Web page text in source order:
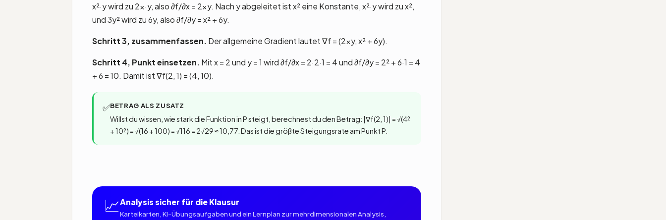
x²·y wird zu 2x·y, also ∂f/∂x = 2xy. Nach y abgeleitet ist x² eine Konstante, x²·y wird zu x²,
und 3y² wird zu 6y, also ∂f/∂y = x² + 6y.
Schritt 3, zusammenfassen. Der allgemeine Gradient lautet ∇f = (2xy, x² + 6y).
Schritt 4, Punkt einsetzen. Mit x = 2 und y = 1 wird ∂f/∂x = 2·2·1 = 4 und ∂f/∂y = 2² + 6·1 = 4
+ 6 = 10. Damit ist ∇f(2, 1) = (4, 10).
✅BETRAG ALS ZUSATZ
Willst du wissen, wie stark die Funktion in P steigt, berechnest du den Betrag: |∇f(2, 1)| = √(4²
+ 10²) = √(16 + 100) = √116 = 2√29 ≈ 10,77. Das ist die größte Steigungsrate am Punkt P.
📈Analysis sicher für die Klausur
Karteikarten, KI-Übungsaufgaben und ein Lernplan zur mehrdimensionalen Analysis,